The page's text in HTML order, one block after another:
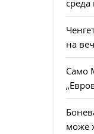
среда
на
Само
може